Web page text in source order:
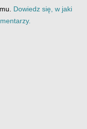
Dowiedz się, w jaki